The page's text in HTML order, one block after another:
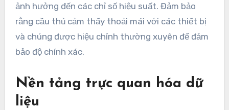
ảnh hưởng đến các chỉ số hiệu suất. Đảm bảo
rằng cầu thủ cảm thấy thoải mái với các thiết bị
và chúng được hiệu chỉnh thường xuyên để đảm
bảo độ chính xác.
Nền tảng trực quan hóa dữ
liệu